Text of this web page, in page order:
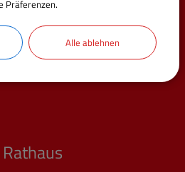
Präferenzen.
Alle ablehnen